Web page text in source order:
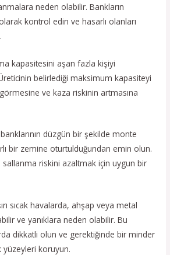
neden olabilir. Bankların
kontrol edin ve hasarlı olanları
kapasitesini aşan fazla kişiyi
belirlediği maksimum kapasiteyi
ve kaza riskinin artmasına
düzgün bir şekilde monte
bir zemine oturtulduğundan emin olun.
sallanma riskini azaltmak için uygun bir
sıcak havalarda, ahşap veya metal
ve yanıklara neden olabilir. Bu
dikkatli olun ve gerektiğinde bir minder
koruyun.